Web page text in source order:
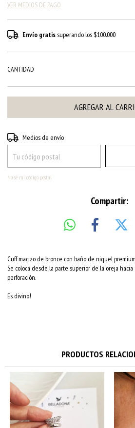
VER MEDIOS DE PAGO
Envío gratissuperando los $100.000
CANTIDAD
Entregas para el CP:
Medios de envío
No sé mi código postal
Compartir:
Cuff macizo de bronce con baño de niquel
Se coloca desde la parte superior de la oreja hacia
perforación.
Es divino!
PRODUCTOS